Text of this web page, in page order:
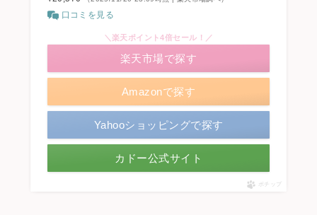
口コミを見る
Amazonで探す
＼楽天ポイント4倍セール！／
楽天市場で探す
Yahooショッピングで探す
カドー公式サイト
ポチップ